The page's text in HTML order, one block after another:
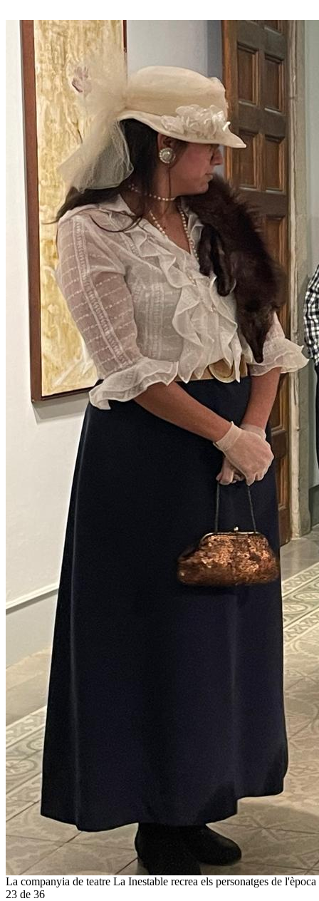
La companyia de teatre La Inestable recrea els personatges de
23 de 36